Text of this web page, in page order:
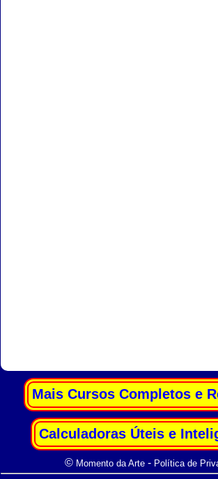
© Momento da Arte- Política de